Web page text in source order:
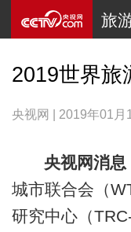
旅
2019世界旅
央视网 | 2019年01月
央视网消息
城市联合会（
研究中心（